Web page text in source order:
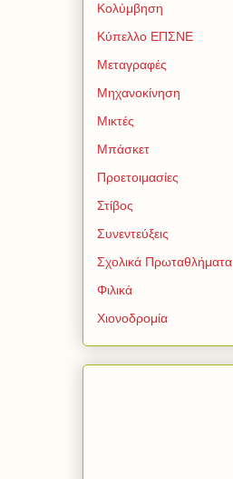
Κολύμβηση
Κύπελλο ΕΠΣΝΕ
Μεταγραφές
Μηχανοκίνηση
Μικτές
Μπάσκετ
Προετοιμασίες
Στίβος
Συνεντεύξεις
Σχολικά Πρωταθλήματα
Φιλικά
Χιονοδρομία